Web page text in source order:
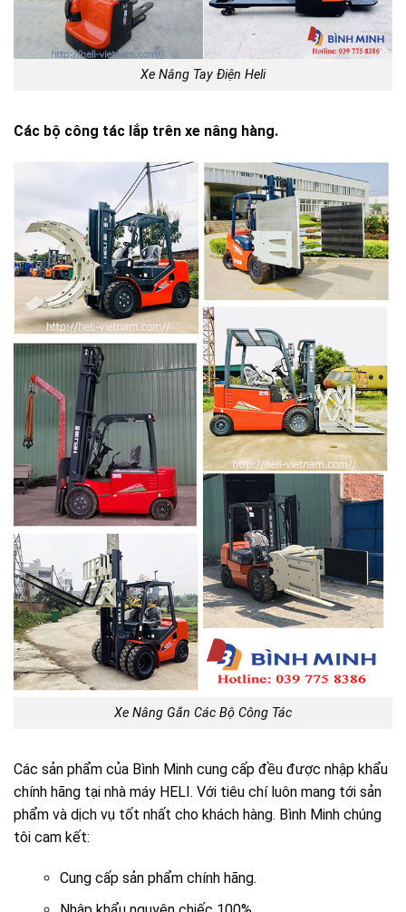
Xe Nâng Tay Điện Heli
Các bộ công tác lắp trên xe nâng hàng.
Xe Nâng Gắn Các Bộ Công Tác
Các sản phẩm của Bình Minh cung cấp đều được nhập khẩu
chính hãng tại nhà máy HELI. Với tiêu chí luôn mang tới sản
phẩm và dịch vụ tốt nhất cho khách hàng. Bình Minh chúng
tôi cam kết:
Cung cấp sản phẩm chính hãng.